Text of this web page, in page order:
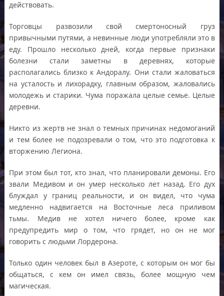
действовать.
Торговцы развозили свой смертоносный груз
привычными путями, а невинные люди употребляли это в
еду. Прошло несколько дней, когда первые признаки
болезни стали заметны в деревнях, которые
располагались близко к Андоралу. Они стали жаловаться
на усталость и лихорадку, главным образом, жаловались
молодежь и старики. Чума поражала целые семье. Целые
деревни.
Никто из жертв не знал о темных причинах недомоганий
и тем более не подозревали о том, что это подготовка к
вторжению Легиона.
При этом был тот, кто знал, что планировали демоны. Его
звали Медивом и он умер несколько лет назад. Его дух
блуждал у границ реальности, и он видел, что чума
медленно надвигается на Восточные леса приливом
тьмы. Медив не хотел ничего более, кроме как
предупредить мир о том, что грядет, но он не мог
говорить с людьми Лордерона.
Только один человек был в Азероте, с которым он мог бы
общаться, с кем он имел связь, более мощную чем
магическая.